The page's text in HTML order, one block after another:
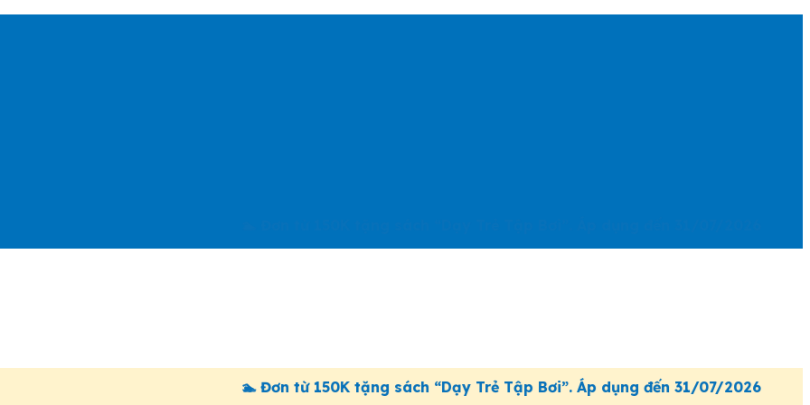
🏊 Đơn từ 150K tặng sách “Dạy Trẻ Tập Bơi”. Áp dụng đến 31/07/2026